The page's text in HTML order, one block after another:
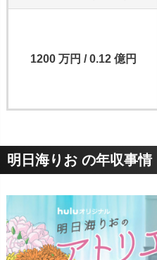
1200 万円 / 0.12 億円
明日海りお の年収事情